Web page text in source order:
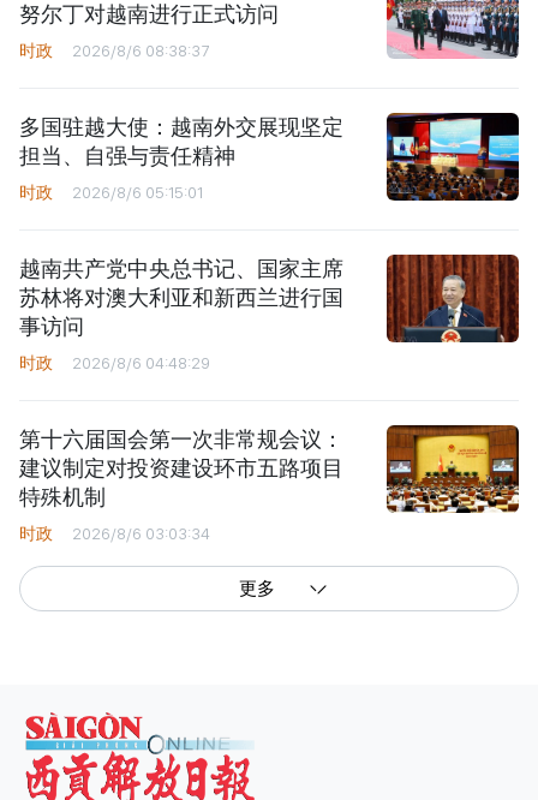
努尔丁对越南进行正式访问
时政 2026/8/6 08:38:37
多国驻越大使：越南外交展现坚定
担当、自强与责任精神
时政 2026/8/6 05:15:01
越南共产党中央总书记、国家主席
苏林将对澳大利亚和新西兰进行国
事访问
时政 2026/8/6 04:48:29
第十六届国会第一次非常规会议：
建议制定对投资建设环市五路项目
特殊机制
时政 2026/8/6 03:03:34
更多